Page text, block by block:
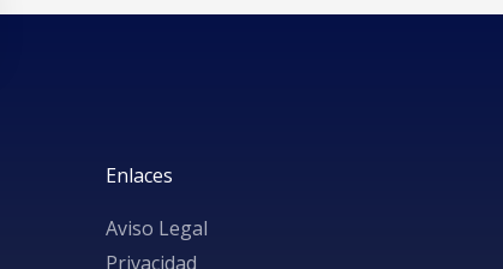
Enlaces
Aviso Legal
Privacidad